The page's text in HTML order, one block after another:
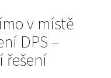
pájení může
vlnové pájení může
pájení PCB